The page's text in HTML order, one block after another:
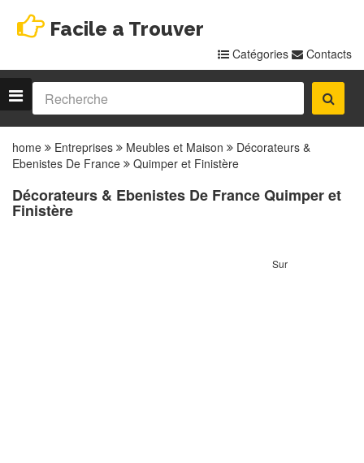
Facile a Trouver
Catégories Contacts
home Entreprises Meubles et Maison
Décorateurs &
Ebenistes De France
Quimper et Finistère
Décorateurs & Ebenistes De France Quimper et
Finistère
Sur